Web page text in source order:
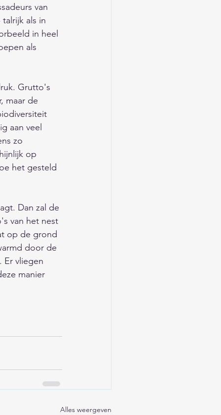
van
als in
in heel
als
Grutto's
maar de
aan veel
zo
op
het gesteld
Dan zal de
van het nest
op de grond
door de
Er vliegen
manier
Alles weergeven